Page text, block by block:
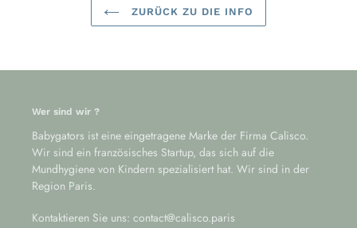
ZURÜCK ZU DIE INFO
Wer sind wir ?
Babygators ist eine eingetragene Marke der Firma Calisco.
Wir sind ein französisches Startup, das sich auf die
Mundhygiene von Kindern spezialisiert hat. Wir sind in der
Region Paris.
Kontaktieren Sie uns: contact@calisco.paris